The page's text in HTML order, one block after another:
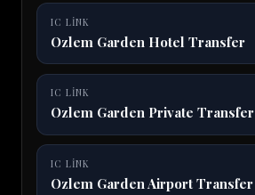
IC LINK
Ozlem Garden Hotel Transfer
IC LINK
Ozlem Garden Private Transfer
IC LINK
Ozlem Garden Airport Transfer